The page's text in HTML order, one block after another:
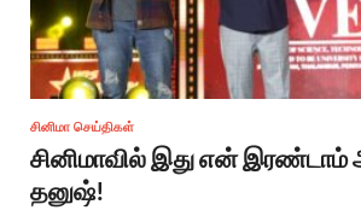
சினிமா செய்திகள்
சினிமாவில் இது என் இரண்டாம்
தனுஷ்!